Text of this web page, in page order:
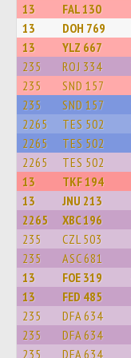
13 FAL 130
13 DOH 769
13 YLZ 667
235 ROJ 334
235 SND 157
235 SND 157
2265 TES 502
2265 TES 502
2265 TES 502
13 TKF 194
13 JNU 213
2265 XBC 196
235 CZL 503
235 ASC 681
13 FOE 319
13 FED 485
235 DFA 634
235 DFA 634
235 DFA 634